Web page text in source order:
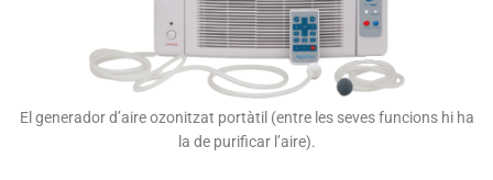
El generador d’aire ozonitzat portàtil (entre les seves funcions hi ha
la de purificar l’aire).